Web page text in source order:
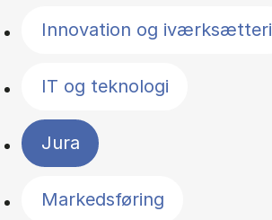
Innovation og iværksætteri
IT og teknologi
Jura
Markedsføring